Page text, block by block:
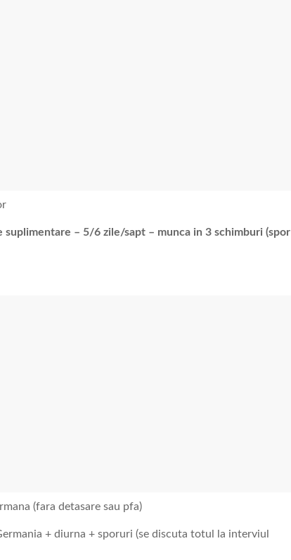
suplimentare – 5/6 zile/sapt – munca in 3 schimburi (spor
(fara detasare sau pfa)
+ diurna + sporuri (se discuta totul la interviul